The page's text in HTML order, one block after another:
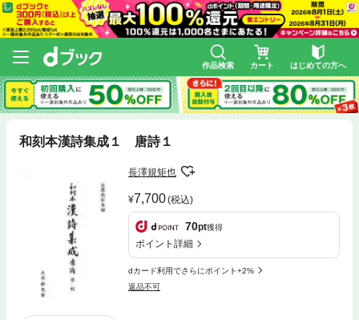
作品検索 カート はじめての方へ
和刻本漢詩集成１ 唐詩１
長澤規矩也
7,700(税込)
70pt獲得
ポイント詳細
dカード利用でさらにポイント+2%
返品不可